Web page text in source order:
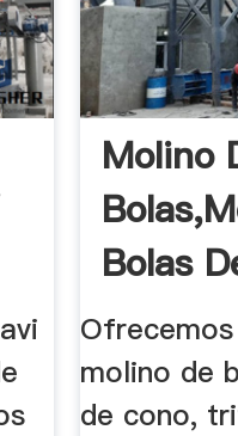
Molino
Bolas
molino de
de cono,